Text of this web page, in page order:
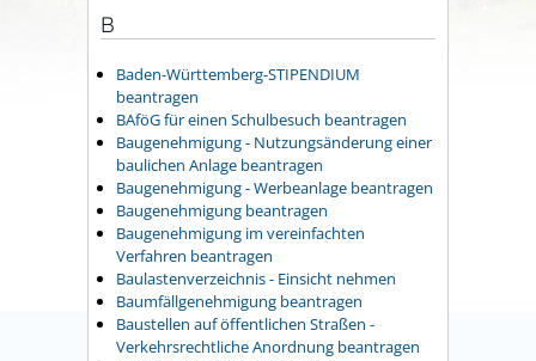
B
Baden-Württemberg-STIPENDIUM
beantragen
BAföG für einen Schulbesuch beantragen
Baugenehmigung - Nutzungsänderung einer
baulichen Anlage beantragen
Baugenehmigung - Werbeanlage beantragen
Baugenehmigung beantragen
Baugenehmigung im vereinfachten
Verfahren beantragen
Baulastenverzeichnis - Einsicht nehmen
Baumfällgenehmigung beantragen
Baustellen auf öffentlichen Straßen -
Verkehrsrechtliche Anordnung beantragen